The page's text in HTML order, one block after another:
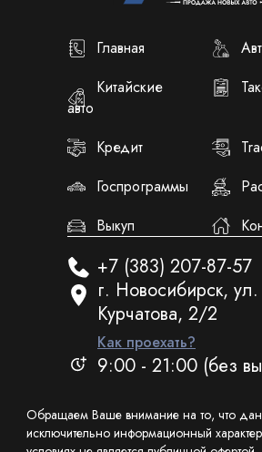
Главная
Китайские
авто
Кредит
Госпрограммы
Выкуп
+7 (383) 207-87-57
г. Новосибирск, ул.
Курчатова, 2/2
Как проехать?
9:00 - 21:00 (без
Обращаем Ваше внимание на то, что
исключительно информационный